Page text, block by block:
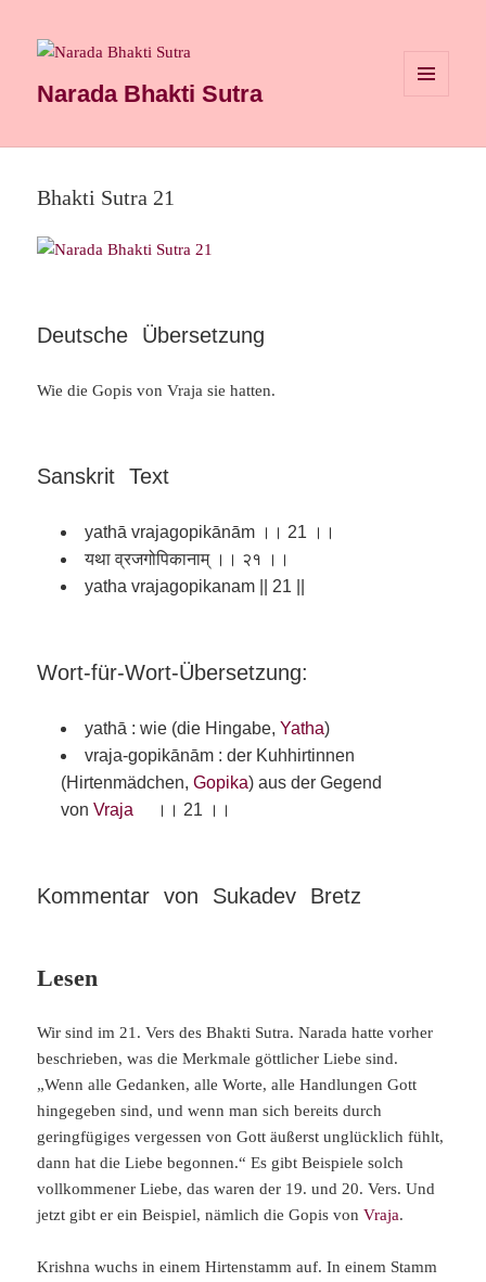
Narada Bhakti Sutra
Bhakti Sutra 21
Deutsche Übersetzung
Wie die Gopis von Vraja sie hatten.
Sanskrit Text
yathā vrajagopikānām ।। 21 ।।
यथा व्रजगोपिकानाम् ।। २१ ।।
yatha vrajagopikanam || 21 ||
Wort-für-Wort-Übersetzung:
yathā : wie (die Hingabe, Yatha)
vraja-gopikānām : der Kuhhirtinnen
(Hirtenmädchen, Gopika) aus der Gegend
von Vraja ।। 21 ।।
Kommentar von Sukadev Bretz
Lesen
Wir sind im 21. Vers des Bhakti Sutra. Narada hatte vorher
beschrieben, was die Merkmale göttlicher Liebe sind.
„Wenn alle Gedanken, alle Worte, alle Handlungen Gott
hingegeben sind, und wenn man sich bereits durch
geringfügiges vergessen von Gott äußerst unglücklich fühlt,
dann hat die Liebe begonnen.“ Es gibt Beispiele solch
vollkommener Liebe, das waren der 19. und 20. Vers. Und
jetzt gibt er ein Beispiel, nämlich die Gopis vonVraja.
Krishna wuchs in einem Hirtenstamm auf. In einem Stamm